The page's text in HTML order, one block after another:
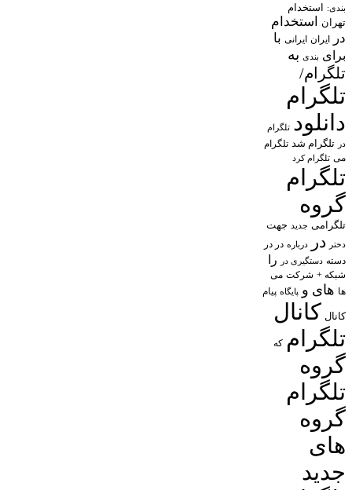
بندی: استخدام
تهران
استخدام
در
ایران ایرانی با
برای بندی به
تلگرام/
تلگرام
دانلود تلگرام
در تلگرام شد تلگرام
می تلگرام کرد
تلگرام
گروه
تلگرامی جدید جهت
دختر در درباره در در
دسته دستگیری در را
شبکه + شرکت می
ها های و پایگاه پیام
کانال کانال
تلگرام که
گروه
تلگرام
گروه
های
جدید